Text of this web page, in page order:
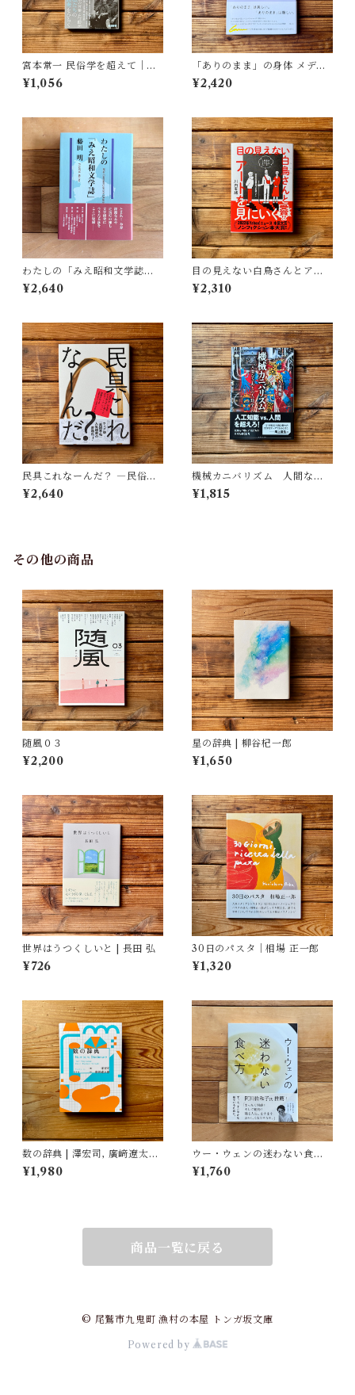
宮本常一 民俗学を超えて｜木
村 哲也
¥1,056
「ありのまま」の身体 メディ
アが描く私の見た目 | 藤嶋 陽
子(著)
¥2,420
わたしの「みえ昭和文学誌」 |
藤田 明
¥2,640
目の見えない白鳥さんとアー
トを見にいく | 川内 有緒
¥2,310
民具これなーんだ？ ―民俗学
者・宮本常一が美術大学に遺
した民具コレクション | 加藤幸
¥2,640
機械カニバリズム 人間なき
あとの人類学へ｜久保 明教
¥1,815
その他の商品
随風０３
¥2,200
星の辞典 | 柳谷杞一郎
¥1,650
世界はうつくしいと | 長田 弘
¥726
30日のパスタ｜相場 正一郎
¥1,320
数の辞典 | 澤宏司, 廣﨑遼太朗
(イラスト)
¥1,980
ウー・ウェンの迷わない食べ
方 | ウー・ウェン
¥1,760
商品一覧に戻る
© 尾鷲市九鬼町 漁村の本屋 トンガ坂文庫
Powered by